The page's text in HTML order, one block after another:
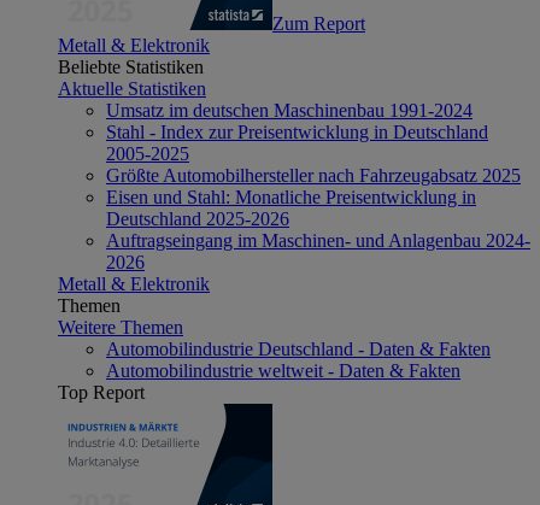
Zum Report
Metall & Elektronik
Beliebte Statistiken
Aktuelle Statistiken
Umsatz im deutschen Maschinenbau 1991-2024
Stahl - Index zur Preisentwicklung in Deutschland
2005-2025
Größte Automobilhersteller nach Fahrzeugabsatz 2025
Eisen und Stahl: Monatliche Preisentwicklung in
Deutschland 2025-2026
Auftragseingang im Maschinen- und Anlagenbau 2024-
2026
Metall & Elektronik
Themen
Weitere Themen
Automobilindustrie Deutschland - Daten & Fakten
Automobilindustrie weltweit - Daten & Fakten
Top Report